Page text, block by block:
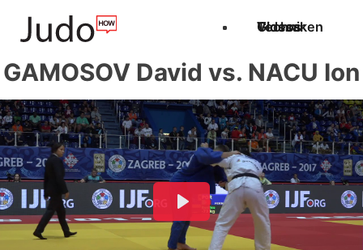
Techniken
Videos
Glossar
GAMOSOV David vs. NACU Ion